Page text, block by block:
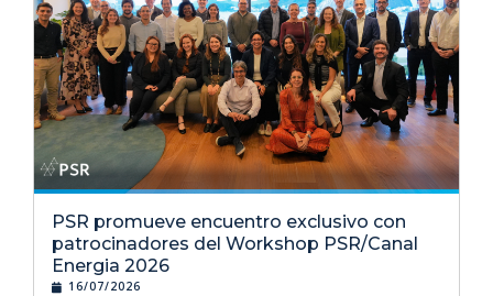
PSR promueve encuentro exclusivo con
patrocinadores del Workshop PSR/Canal
Energia 2026
16/07/2026